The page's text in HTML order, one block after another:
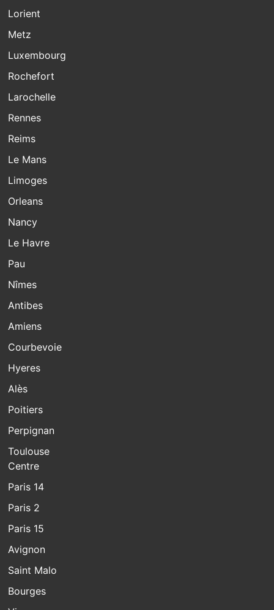
Lorient
Metz
Luxembourg
Rochefort
Larochelle
Rennes
Reims
Le Mans
Limoges
Orleans
Nancy
Le Havre
Pau
Nîmes
Antibes
Amiens
Courbevoie
Hyeres
Alès
Poitiers
Perpignan
Toulouse
Centre
Paris 14
Paris 2
Paris 15
Avignon
Saint Malo
Bourges